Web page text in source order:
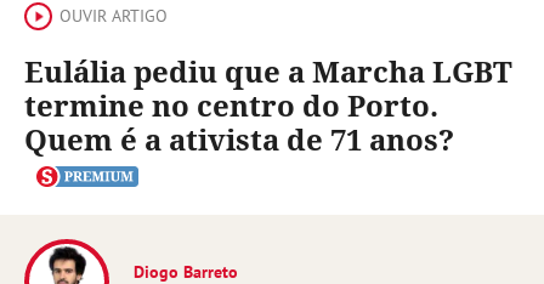
OUVIR ARTIGO
Eulália pediu que a Marcha LGBT
termine no centro do Porto.
Quem é a ativista de 71 anos?
Diogo Barreto